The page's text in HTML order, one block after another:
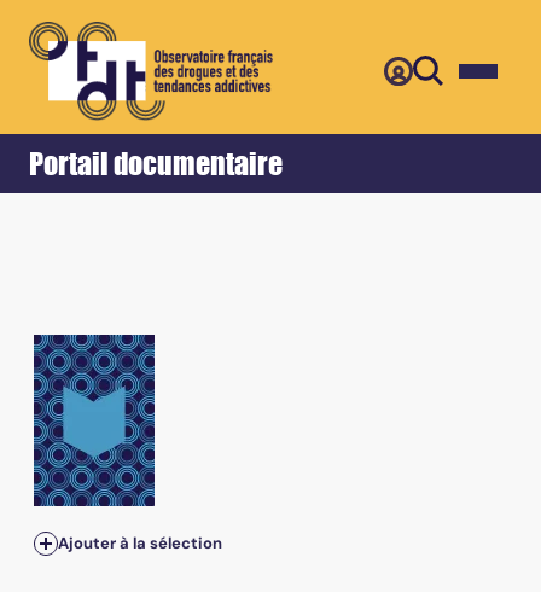
Portail documentaire
Accueil Retour
Ajouter à la sélection